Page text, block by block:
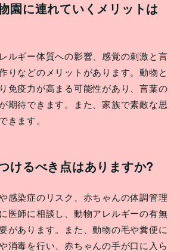
園に連れていくメリットは
ルギー体質への影響、感覚の刺激と言
りなどのメリットがあります。動物と
免疫力が高まる可能性があり、言葉の
期待できます。また、家族で素敵な思
きます。
けるべき点はありますか?
感染症のリスク、赤ちゃんの体調管理
医師に相談し、動物アレルギーの有無
があります。また、動物の毛や糞便に
消毒を行い、赤ちゃんの手が口に入ら